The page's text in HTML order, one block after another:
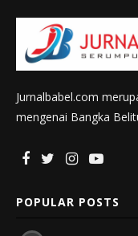
Jurnalbabel.com
mengenai Bangka
POPULAR POSTS